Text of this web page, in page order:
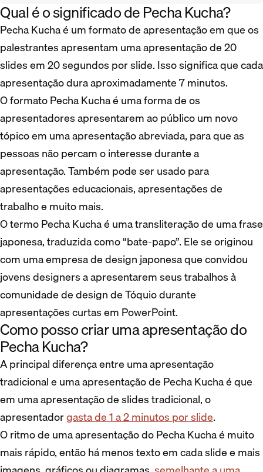
Qual é o significado de Pecha Kucha?
Pecha Kucha é um formato de apresentação em que os
palestrantes apresentam uma apresentação de 20
slides em 20 segundos por slide. Isso significa que cada
apresentação dura aproximadamente 7 minutos.
O formato Pecha Kucha é uma forma de os
apresentadores apresentarem ao público um novo
tópico em uma apresentação abreviada, para que as
pessoas não percam o interesse durante a
apresentação. Também pode ser usado para
apresentações educacionais, apresentações de
trabalho e muito mais.
O termo Pecha Kucha é uma transliteração de uma frase
japonesa, traduzida como “bate-papo”. Ele se originou
com uma empresa de design japonesa que convidou
jovens designers a apresentarem seus trabalhos à
comunidade de design de Tóquio durante
apresentações curtas em PowerPoint.
Como posso criar uma apresentação do
Pecha Kucha?
A principal diferença entre uma apresentação
tradicional e uma apresentação de Pecha Kucha é que
em uma apresentação de slides tradicional, o
apresentadorgasta de 1 a 2 minutos por slide.
O ritmo de uma apresentação do Pecha Kucha é muito
mais rápido, então há menos texto em cada slide e mais